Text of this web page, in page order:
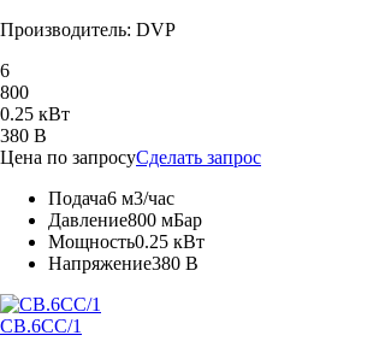
Производитель: DVP
6
800
0.25 кВт
380 В
Цена по запросуСделать запрос
Подача6 м3/час
Давление800 мБар
Мощность0.25 кВт
Напряжение380 В
CB.6CC/1